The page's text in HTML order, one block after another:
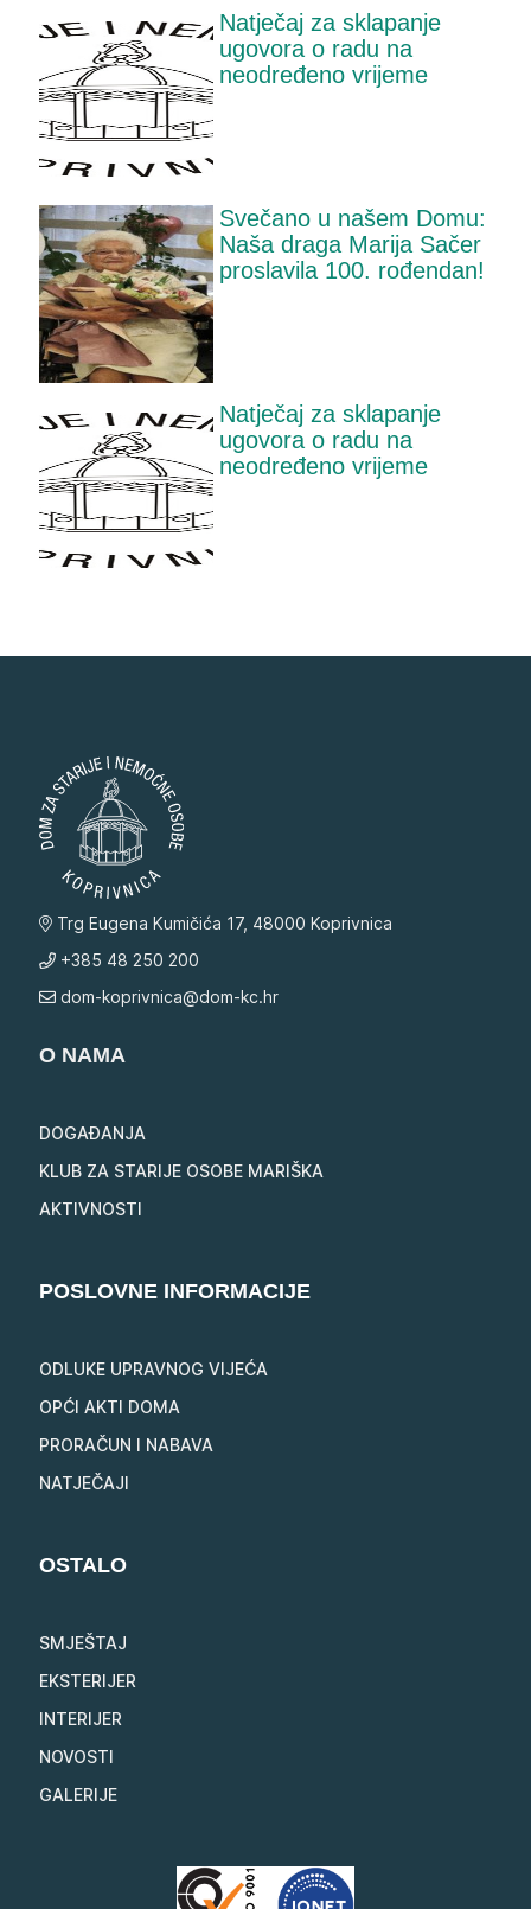
Natječaj za sklapanje
ugovora o radu na
neodređeno vrijeme
Svečano u našem Domu:
Naša draga Marija Sačer
proslavila 100. rođendan!
Natječaj za sklapanje
ugovora o radu na
neodređeno vrijeme
Trg Eugena Kumičića 17, 48000 Koprivnica
+385 48 250 200
dom-koprivnica@dom-kc.hr
O NAMA
DOGAĐANJA
KLUB ZA STARIJE OSOBE MARIŠKA
AKTIVNOSTI
POSLOVNE INFORMACIJE
ODLUKE UPRAVNOG VIJEĆA
OPĆI AKTI DOMA
PRORAČUN I NABAVA
NATJEČAJI
OSTALO
SMJEŠTAJ
EKSTERIJER
INTERIJER
NOVOSTI
GALERIJE